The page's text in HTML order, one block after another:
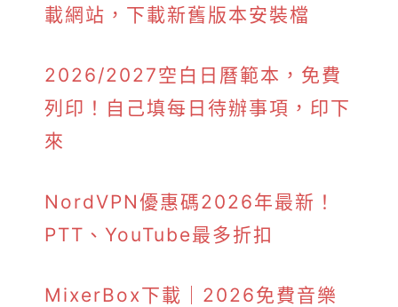
載網站，下載新舊版本安裝檔
2026/2027空白日曆範本，免費
列印！自己填每日待辦事項，印下
來
NordVPN優惠碼2026年最新！
PTT、YouTube最多折扣
MixerBox下載｜2026免費音樂